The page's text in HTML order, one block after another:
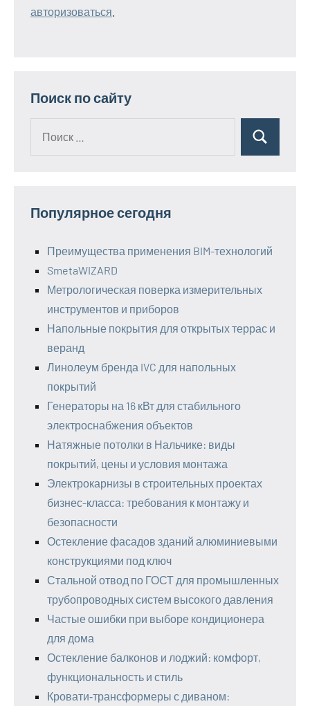
авторизоваться
Поиск по сайту
Поиск
Популярное сегодня
Преимущества применения BIM-технологий
SmetaWIZARD
Метрологическая поверка измерительных
инструментов и приборов
Напольные покрытия для открытых террас и
веранд
Линолеум бренда IVC для напольных
покрытий
Генераторы на 16 кВт для стабильного
электроснабжения объектов
Натяжные потолки в Нальчике: виды
покрытий, цены и условия монтажа
Электрокарнизы в строительных проектах
бизнес-класса: требования к монтажу и
безопасности
Остекление фасадов зданий алюминиевыми
конструкциями под ключ
Стальной отвод по ГОСТ для промышленных
трубопроводных систем высокого давления
Частые ошибки при выборе кондиционера
для дома
Остекление балконов и лоджий: комфорт,
функциональность и стиль
Кровати‑трансформеры с диваном: